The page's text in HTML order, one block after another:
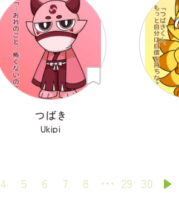
つばき
Ukipi
4 5 6 7 8 29 30